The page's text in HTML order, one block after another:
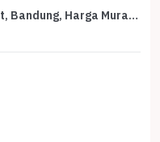
Apartemen Nyaman di Ciumbuleuit, Bandung, Harga Murah 45 Juta /tahun